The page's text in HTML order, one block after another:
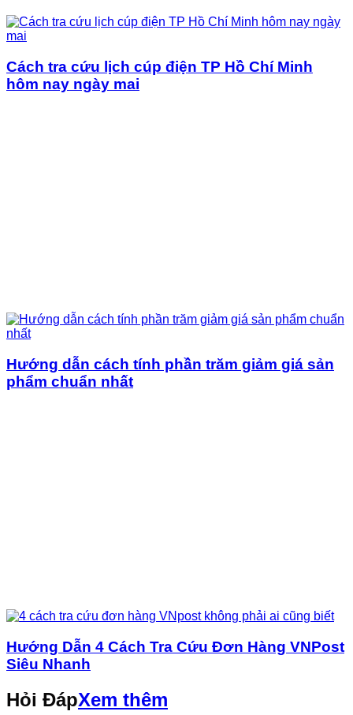
Cách tra cứu lịch cúp điện TP Hồ Chí Minh
hôm nay ngày mai
Hướng dẫn cách tính phần trăm giảm giá sản
phẩm chuẩn nhất
Hướng Dẫn 4 Cách Tra Cứu Đơn Hàng VNPost
Siêu Nhanh
Hỏi ĐápXem thêm